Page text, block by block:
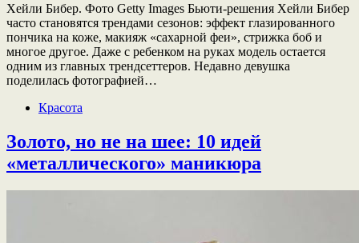
Хейли Бибер. Фото Getty Images Бьюти-решения Хейли Бибер
часто становятся трендами сезонов: эффект глазированного
пончика на коже, макияж «сахарной феи», стрижка боб и
многое другое. Даже с ребенком на руках модель остается
одним из главных трендсеттеров. Недавно девушка
поделилась фотографией…
Красота
Золото, но не на шее: 10 идей
«металлического» маникюра